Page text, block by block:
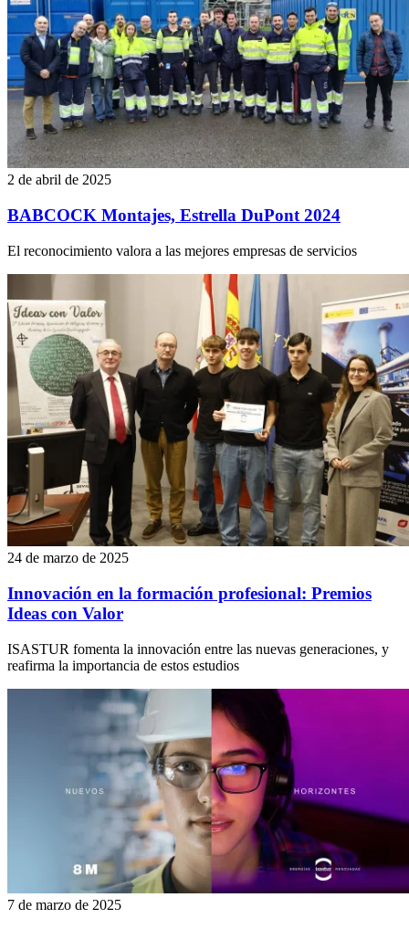
2 de abril de 2025
BABCOCK Montajes, Estrella DuPont 2024
El reconocimiento valora a las mejores empresas de servicios
24 de marzo de 2025
Innovación en la formación profesional: Premios
Ideas con Valor
ISASTUR fomenta la innovación entre las nuevas generaciones, y
reafirma la importancia de estos estudios
7 de marzo de 2025